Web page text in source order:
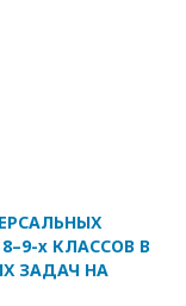
х КЛАССОВ В
ЗАДАЧ НА